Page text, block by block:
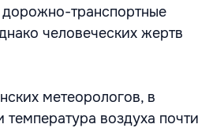
транспортные
человеческих жертв
метеорологов, в
воздуха почти